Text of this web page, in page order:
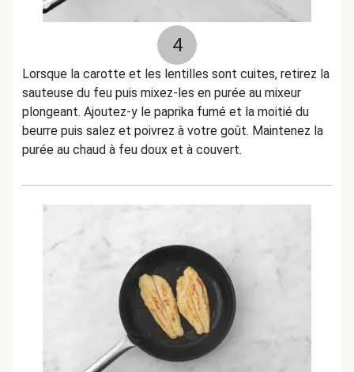
4
Lorsque la carotte et les lentilles sont cuites, retirez la
sauteuse du feu puis mixez-les en purée au mixeur
plongeant. Ajoutez-y le paprika fumé et la moitié du
beurre puis salez et poivrez à votre goût. Maintenez la
purée au chaud à feu doux et à couvert.